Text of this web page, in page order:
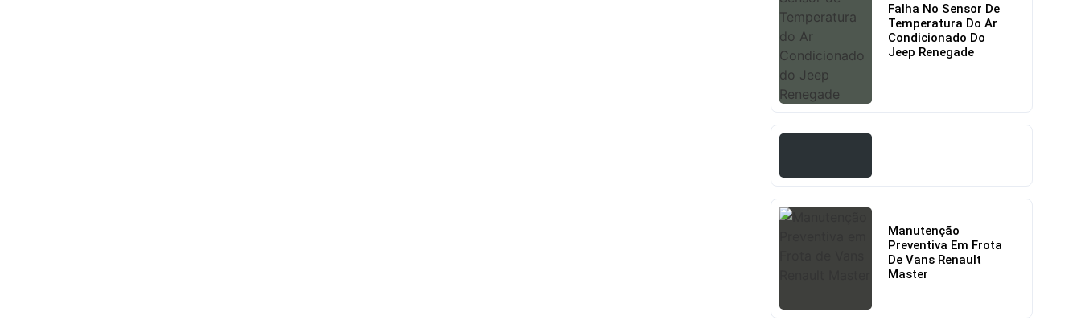
Falha No Sensor De
Temperatura Do Ar
Condicionado Do
Jeep Renegade
Manutenção
Preventiva Em Frota
De Vans Renault
Master